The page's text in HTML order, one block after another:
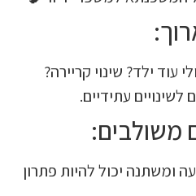
שינוי קריירה?
עתידיים.
יכול להיות פתרון